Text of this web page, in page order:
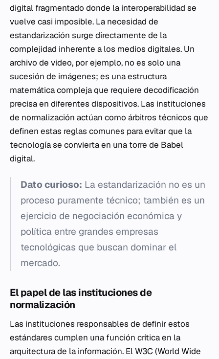
digital fragmentado donde la interoperabilidad se
vuelve casi imposible. La necesidad de
estandarización surge directamente de la
complejidad inherente a los medios digitales. Un
archivo de video, por ejemplo, no es solo una
sucesión de imágenes; es una estructura
matemática compleja que requiere decodificación
precisa en diferentes dispositivos. Las instituciones
de normalización actúan como árbitros técnicos que
definen estas reglas comunes para evitar que la
tecnología se convierta en una torre de Babel
digital.
Dato curioso: La estandarización no es un
proceso puramente técnico; también es un
ejercicio de negociación económica y
política entre grandes empresas
tecnológicas que buscan dominar el
mercado.
El papel de las instituciones de
normalización
Las instituciones responsables de definir estos
estándares cumplen una función crítica en la
arquitectura de la información. El W3C (World Wide